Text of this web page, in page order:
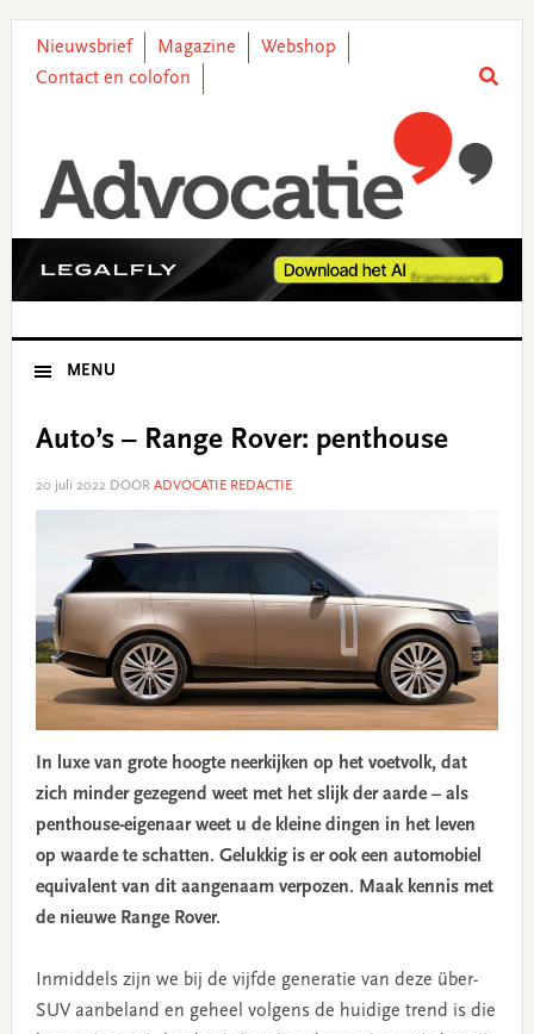
primary
main
primary
footer
Nieuwsbrief Magazine
Webshop
Contact en colofon
MENU
Auto’s – Range Rover: penthouse
20 juli 2022DOOR ADVOCATIE REDACTIE
In luxe van grote hoogte neerkijken op het voetvolk, dat
zich minder gezegend weet met het slijk der aarde – als
penthouse-eigenaar weet u de kleine dingen in het leven
op waarde te schatten. Gelukkig is er ook een automobiel
equivalent van dit aangenaam verpozen. Maak kennis met
de nieuwe Range Rover.
Inmiddels zijn we bij de vijfde generatie van deze über-
SUV aanbeland en geheel volgens de huidige trend is die